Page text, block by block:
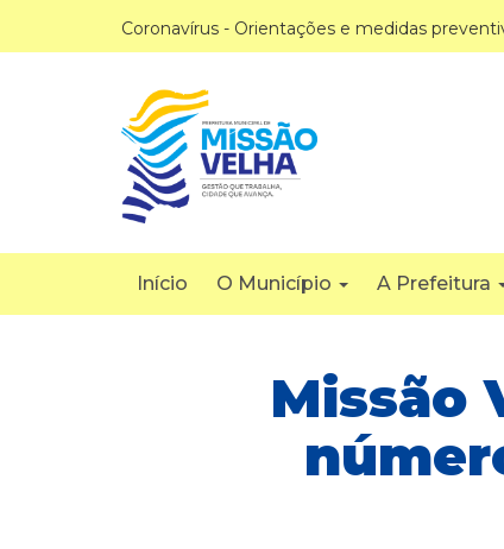
Coronavírus - Orientações e medidas
Início O Município A Prefeitura
Missão